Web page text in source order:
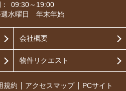
09:30～19:00
週水曜日 年末年始
会社概要
物件リクエスト
規約 アクセスマップ PCサイト